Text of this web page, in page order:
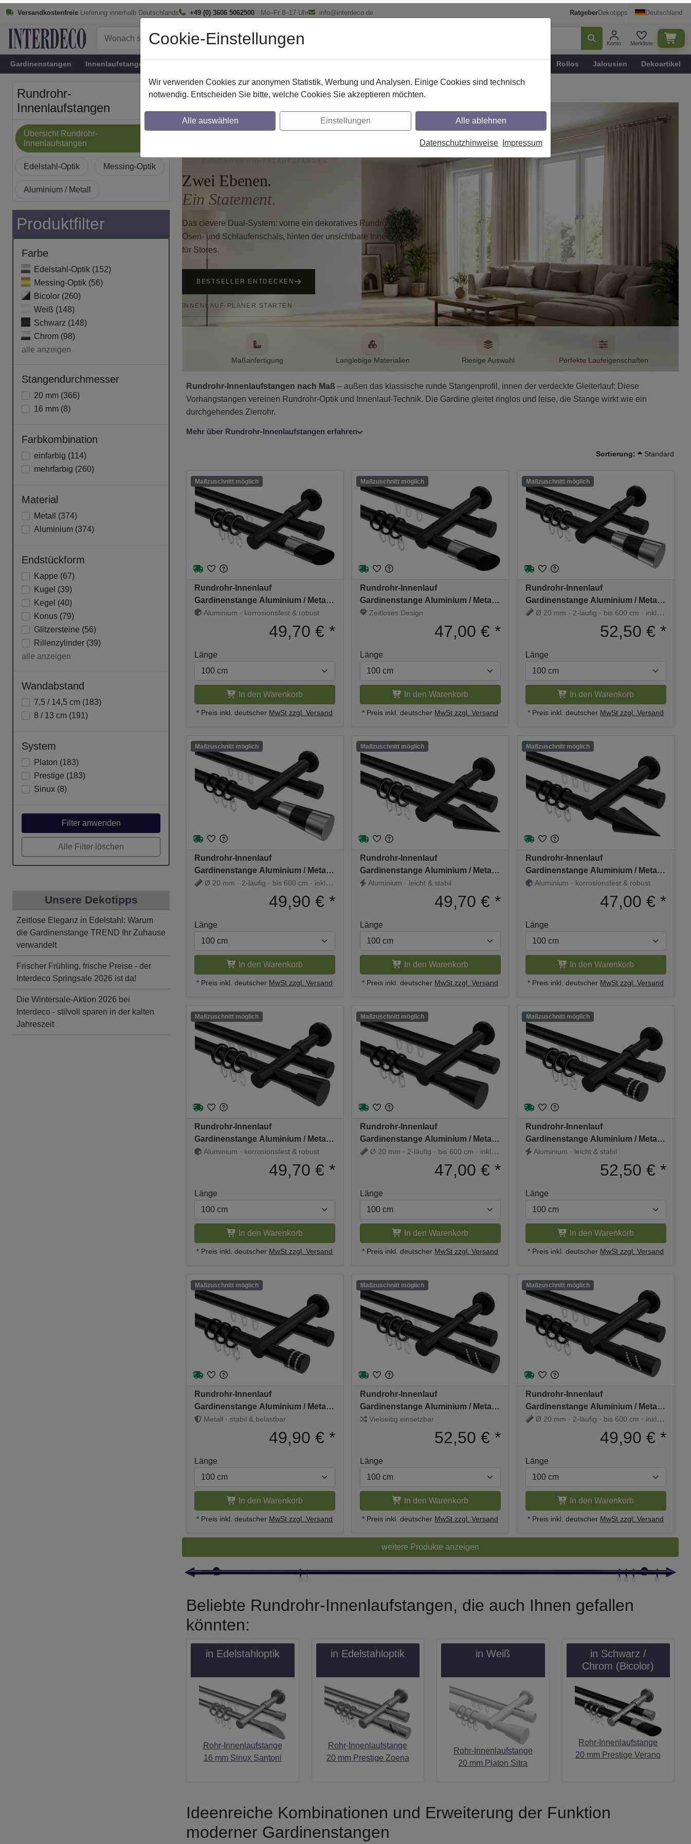
Versandkostenfreie Lieferung innerhalb Deutschlands +49 (0) 3606 5062500 · Mo–Fr 8–17 Uhr info@interdeco.de RatgeberDekotipps Deutschland
Konto Merkliste
Gardinenstangen Innenlaufstangen Rundrohr-Innenlaufstangen Gardinenschienen Scheibenstangen Gardinen Plissee - Faltstores Rollos Jalousien Dekoartikel
Rundrohr-
Innenlaufstangen
Übersicht Rundrohr-
Innenlaufstangen
Edelstahl-Optik Messing-Optik
Aluminium / Metall
Produktfilter
Farbe
Edelstahl-Optik (152)
Messing-Optik (56)
Bicolor (260)
Weiß (148)
Schwarz (148)
Chrom (98)
alle anzeigen
Stangendurchmesser
20 mm (366)
16 mm (8)
Farbkombination
einfarbig (114)
mehrfarbig (260)
Material
Metall (374)
Aluminium (374)
Endstückform
Kappe (67)
Kugel (39)
Kegel (40)
Konus (79)
Glitzersteine (56)
Rillenzylinder (39)
alle anzeigen
Wandabstand
7,5 / 14,5 cm (183)
8 / 13 cm (191)
System
Platon (183)
Prestige (183)
Sinux (8)
Filter anwenden
Alle Filter löschen
Unsere Dekotipps
Zeitlose Eleganz in Edelstahl: Warum
die Gardinenstange TREND Ihr Zuhause
verwandelt
Frischer Frühling, frische Preise - der
Interdeco Springsale 2026 ist da!
Die Wintersale-Aktion 2026 bei
Interdeco - stilvoll sparen in der kalten
Jahreszeit
Startseite Rundrohr-Innenlaufstangen
Innenlauf-Rundrohrstangen - eine gute Kombination der
Bild KI generiert
RUNDROHR-INNENLAUFSTANGEN
Zwei Ebenen.
Ein Statement.
Das clevere Dual-System: vorne ein dekoratives Rundrohr für
Ösen- und Schlaufenschals, hinten der unsichtbare Innenlauf
für Stores.
BESTSELLER ENTDECKEN
INNENLAUF-PLANER STARTEN
Maßanfertigung Langlebige Materialien Riesige Auswahl Perfekte Laufeigenschaften
Rundrohr-Innenlaufstangen nach Maß – außen das klassische runde Stangenprofil, innen der verdeckte Gleiterlauf: Diese
Vorhangstangen vereinen Rundrohr-Optik und Innenlauf-Technik. Die Gardine gleitet ringlos und leise, die Stange wirkt wie ein
durchgehendes Zierrohr.
Mehr über Rundrohr-Innenlaufstangen erfahren
Sortierung: Standard
Maßzuschnitt möglich
Rundrohr-Innenlauf
Gardinenstange Aluminium / Metall
20 mm Ø 2-läufig PRESTIGE -
Aluminium · korrosionsfest & robust
49,70 € *
Länge
In den Warenkorb
* Preis inkl. deutscher MwSt zzgl. Versand
Maßzuschnitt möglich
Rundrohr-Innenlauf
Gardinenstange Aluminium / Metall
20 mm Ø 2-läufig PLATON - Verano
Zeitloses Design
47,00 € *
Länge
In den Warenkorb
* Preis inkl. deutscher MwSt zzgl. Versand
Maßzuschnitt möglich
Rundrohr-Innenlauf
Gardinenstange Aluminium / Metall
20 mm Ø 2-läufig PRESTIGE -
Ø 20 mm · 2-läufig · bis 600 cm · inkl.
52,50 € *
Länge
In den Warenkorb
* Preis inkl. deutscher MwSt zzgl. Versand
Maßzuschnitt möglich
Rundrohr-Innenlauf
Gardinenstange Aluminium / Metall
20 mm Ø 2-läufig PLATON - Tanara
Ø 20 mm · 2-läufig · bis 600 cm · inkl.
49,90 € *
Länge
In den Warenkorb
* Preis inkl. deutscher MwSt zzgl. Versand
Maßzuschnitt möglich
Rundrohr-Innenlauf
Gardinenstange Aluminium / Metall
20 mm Ø 2-läufig PRESTIGE - Savio
Aluminium · leicht & stabil
49,70 € *
Länge
In den Warenkorb
* Preis inkl. deutscher MwSt zzgl. Versand
Maßzuschnitt möglich
Rundrohr-Innenlauf
Gardinenstange Aluminium / Metall
20 mm Ø 2-läufig PLATON - Savio
Aluminium · korrosionsfest & robust
47,00 € *
Länge
In den Warenkorb
* Preis inkl. deutscher MwSt zzgl. Versand
Maßzuschnitt möglich
Rundrohr-Innenlauf
Gardinenstange Aluminium / Metall
20 mm Ø 2-läufig PRESTIGE - Sitra
Aluminium · korrosionsfest & robust
49,70 € *
Länge
In den Warenkorb
* Preis inkl. deutscher MwSt zzgl. Versand
Maßzuschnitt möglich
Rundrohr-Innenlauf
Gardinenstange Aluminium / Metall
20 mm Ø 2-läufig PLATON - Sitra
Ø 20 mm · 2-läufig · bis 600 cm · inkl.
47,00 € *
Länge
In den Warenkorb
* Preis inkl. deutscher MwSt zzgl. Versand
Maßzuschnitt möglich
Rundrohr-Innenlauf
Gardinenstange Aluminium / Metall
20 mm Ø 2-läufig PRESTIGE -
Aluminium · leicht & stabil
52,50 € *
Länge
In den Warenkorb
* Preis inkl. deutscher MwSt zzgl. Versand
Maßzuschnitt möglich
Rundrohr-Innenlauf
Gardinenstange Aluminium / Metall
20 mm Ø 2-läufig PLATON - Estana
Metall · stabil & belastbar
49,90 € *
Länge
In den Warenkorb
* Preis inkl. deutscher MwSt zzgl. Versand
Maßzuschnitt möglich
Rundrohr-Innenlauf
Gardinenstange Aluminium / Metall
20 mm Ø 2-läufig PRESTIGE - Zoena
Vielseitig einsetzbar
52,50 € *
Länge
In den Warenkorb
* Preis inkl. deutscher MwSt zzgl. Versand
Maßzuschnitt möglich
Rundrohr-Innenlauf
Gardinenstange Aluminium / Metall
20 mm Ø 2-läufig PLATON - Zoena
Ø 20 mm · 2-läufig · bis 600 cm · inkl.
49,90 € *
Länge
In den Warenkorb
* Preis inkl. deutscher MwSt zzgl. Versand
weitere Produkte anzeigen
Beliebte Rundrohr-Innenlaufstangen, die auch Ihnen gefallen
könnten:
in Edelstahloptik
Rohr-Innenlaufstange
16 mm Sinux Santoni
in Edelstahloptik
Rohr-Innenlaufstange
20 mm Prestige Zoena
in Weiß
Rohr-Innenlaufstange
20 mm Platon Sitra
in Schwarz /
Chrom (Bicolor)
Rohr-Innenlaufstange
20 mm Prestige Verano
Ideenreiche Kombinationen und Erweiterung der Funktion
moderner Gardinenstangen
Cookie-Einstellungen
Wir verwenden Cookies zur anonymen Statistik, Werbung und Analysen. Einige Cookies sind technisch
notwendig. Entscheiden Sie bitte, welche Cookies Sie akzeptieren möchten.
Alle auswählen Einstellungen Alle ablehnen
Datenschutzhinweise Impressum